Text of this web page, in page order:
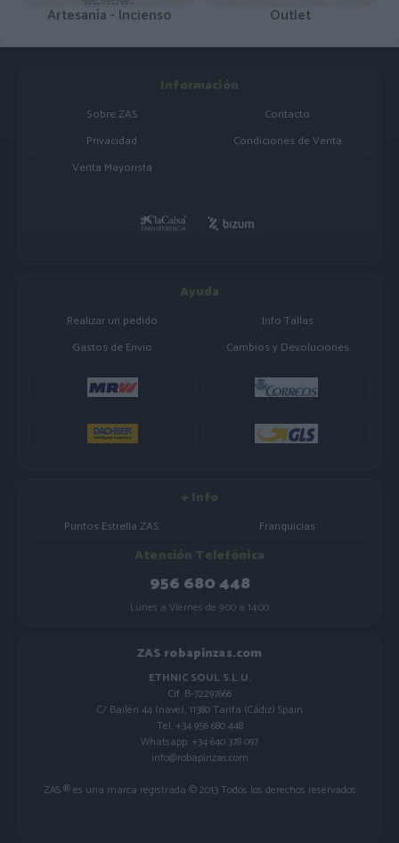
Artesanía - Incienso Outlet
Información
Sobre ZAS
Contacto
Privacidad
Condiciones de Venta
Venta Mayorista
Ayuda
Realizar un pedido
Info Tallas
Gastos de Envio
Cambios y Devoluciones
+ Info
Puntos Estrella ZAS Franquicias
Atención Telefónica
956 680 448
Lunes a Viernes de 9:00 a 14:00
ZAS robapinzas.com
ETHNIC SOUL S.L.U.
Cif. B-72297666
C/ Bailén 44 (nave), 11380 Tarifa (Cádiz) Spain
Tel. +34 956 680 448
Whatsapp: +34 640 378 097
info@robapinzas.com
ZAS ® es una marca registrada © 2013 Todos los derechos reservados